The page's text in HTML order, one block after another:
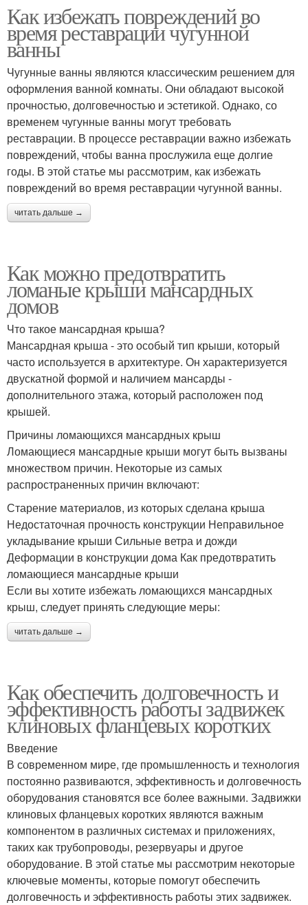
Как избежать повреждений во
время реставрации чугунной
ванны
Чугунные ванны являются классическим решением для
оформления ванной комнаты. Они обладают высокой
прочностью, долговечностью и эстетикой. Однако, со
временем чугунные ванны могут требовать
реставрации. В процессе реставрации важно избежать
повреждений, чтобы ванна прослужила еще долгие
годы. В этой статье мы рассмотрим, как избежать
повреждений во время реставрации чугунной ванны.
читать дальше →
Как можно предотвратить
ломаные крыши мансардных
домов
Что такое мансардная крыша?
Мансардная крыша - это особый тип крыши, который
часто используется в архитектуре. Он характеризуется
двускатной формой и наличием мансарды -
дополнительного этажа, который расположен под
крышей.
Причины ломающихся мансардных крыш
Ломающиеся мансардные крыши могут быть вызваны
множеством причин. Некоторые из самых
распространенных причин включают:
Старение материалов, из которых сделана крыша
Недостаточная прочность конструкции Неправильное
укладывание крыши Сильные ветра и дожди
Деформации в конструкции дома Как предотвратить
ломающиеся мансардные крыши
Если вы хотите избежать ломающихся мансардных
крыш, следует принять следующие меры:
читать дальше →
Как обеспечить долговечность и
эффективность работы задвижек
клиновых фланцевых коротких
Введение
В современном мире, где промышленность и технология
постоянно развиваются, эффективность и долговечность
оборудования становятся все более важными. Задвижки
клиновых фланцевых коротких являются важным
компонентом в различных системах и приложениях,
таких как трубопроводы, резервуары и другое
оборудование. В этой статье мы рассмотрим некоторые
ключевые моменты, которые помогут обеспечить
долговечность и эффективность работы этих задвижек.